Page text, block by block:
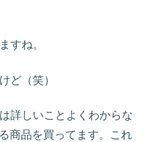
すね。
ど（笑）
詳しいことよくわからな
商品を買ってます。これ